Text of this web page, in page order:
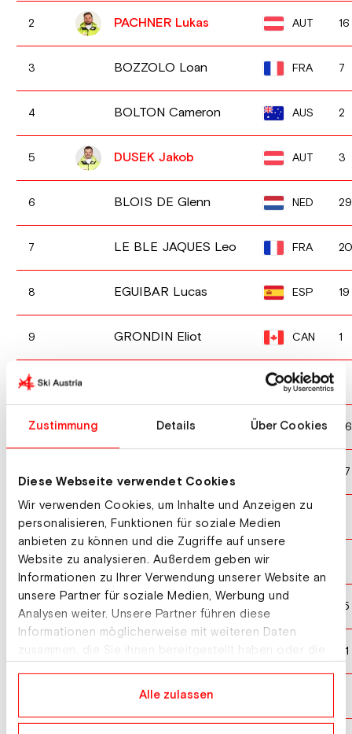
Zustimmung Details Über Cookies
Diese Webseite verwendet Cookies
Wir verwenden Cookies, um Inhalte und Anzeigen zu
personalisieren, Funktionen für soziale Medien
anbieten zu können und die Zugriffe auf unsere
Website zu analysieren. Außerdem geben wir
Informationen zu Ihrer Verwendung unserer Website an
unsere Partner für soziale Medien, Werbung und
Analysen weiter. Unsere Partner führen diese
Informationen möglicherweise mit weiteren Daten
zusammen, die Sie ihnen bereitgestellt haben oder die
Alle zulassen
2 PACHNER Lukas AUT 16
3 BOZZOLO Loan FRA 7
4 BOLTON Cameron AUS 2
5 DUSEK Jakob AUT 3
6 BLOIS DE Glenn NED 29
7 LE BLE JAQUES Leo FRA
8 EGUIBAR Lucas ESP 19
9 GRONDIN Eliot CAN 1
10 FRA
11 BERG Paul GER 26
27
NOERL Martin
14 VISINTIN Omar
15 HOUSER Radek 15
PARE Nathan 21
SURGET Merlin